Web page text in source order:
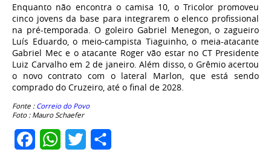
Enquanto não encontra o camisa 10, o Tricolor promoveu
cinco jovens da base para integrarem o elenco profissional
na pré-temporada. O goleiro Gabriel Menegon, o zagueiro
Luís Eduardo, o meio-campista Tiaguinho, o meia-atacante
Gabriel Mec e o atacante Roger vão estar no CT Presidente
Luiz Carvalho em 2 de janeiro. Além disso, o Grêmio acertou
o novo contrato com o lateral Marlon, que está sendo
comprado do Cruzeiro, até o final de 2028.
Fonte :Correio do Povo
Foto : Mauro Schaefer
FacebookWhatsApp
Twitter